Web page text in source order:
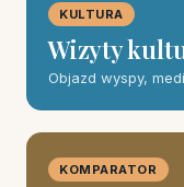
KULTURA
Wizyty
Objazd wyspy,
KOMPARATOR